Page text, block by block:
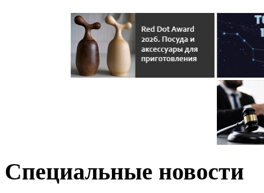
Специальные новости